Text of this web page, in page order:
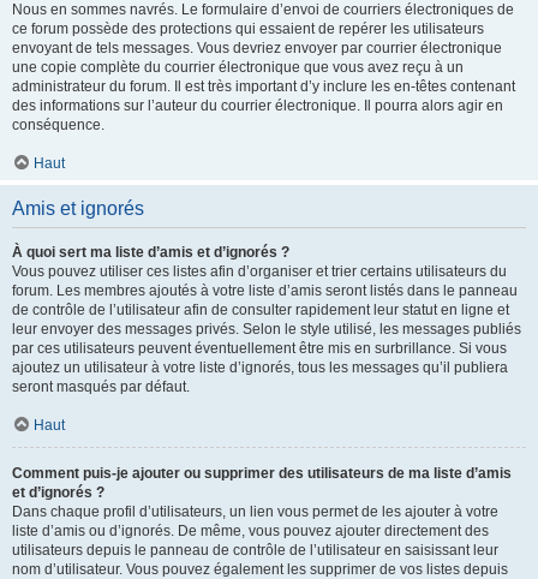
Nous en sommes navrés. Le formulaire d’envoi de courriers électroniques de
ce forum possède des protections qui essaient de repérer les utilisateurs
envoyant de tels messages. Vous devriez envoyer par courrier électronique
une copie complète du courrier électronique que vous avez reçu à un
administrateur du forum. Il est très important d’y inclure les en-têtes contenant
des informations sur l’auteur du courrier électronique. Il pourra alors agir en
conséquence.
Haut
Amis et ignorés
À quoi sert ma liste d’amis et d’ignorés ?
Vous pouvez utiliser ces listes afin d’organiser et trier certains utilisateurs du
forum. Les membres ajoutés à votre liste d’amis seront listés dans le panneau
de contrôle de l’utilisateur afin de consulter rapidement leur statut en ligne et
leur envoyer des messages privés. Selon le style utilisé, les messages publiés
par ces utilisateurs peuvent éventuellement être mis en surbrillance. Si vous
ajoutez un utilisateur à votre liste d’ignorés, tous les messages qu’il publiera
seront masqués par défaut.
Haut
Comment puis-je ajouter ou supprimer des utilisateurs de ma liste d’amis
et d’ignorés ?
Dans chaque profil d’utilisateurs, un lien vous permet de les ajouter à votre
liste d’amis ou d’ignorés. De même, vous pouvez ajouter directement des
utilisateurs depuis le panneau de contrôle de l’utilisateur en saisissant leur
nom d’utilisateur. Vous pouvez également les supprimer de vos listes depuis